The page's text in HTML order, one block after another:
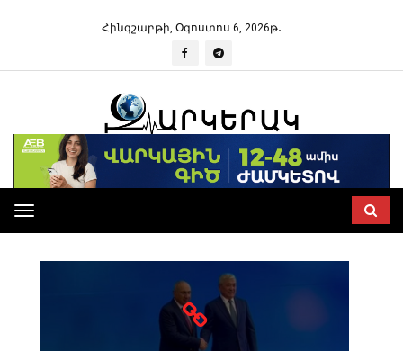
Հինգշաբթի, Օգոստոս 6, 2026թ․
Toggle
navigation
ՔԱՂԱՔԱԿԱՆ